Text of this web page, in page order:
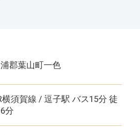
郡葉山町一色
横須賀線 / 逗子駅 バス15分 徒
分